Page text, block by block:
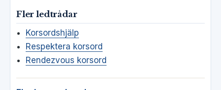
Fler ledtrådar
Korsordshjälp
Respektera korsord
Rendezvous korsord